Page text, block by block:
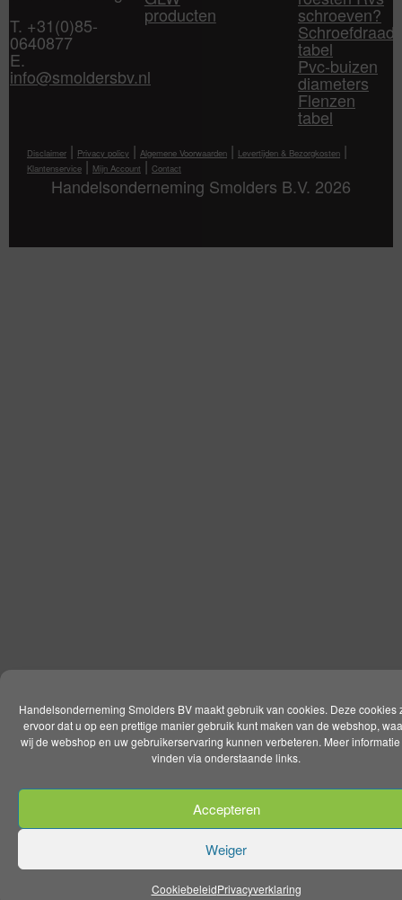
Handelsonderneming Smolders BV maakt gebruik van cookies. Deze cookies
ervoor dat u op een prettige manier gebruik kunt maken van de webshop,
wij de webshop en uw gebruikerservaring kunnen verbeteren. Meer
vinden via onderstaande links.
Accepteren
Weiger
CookiebeleidPrivacyverklaring
T. +31(0)85-
0640877
E.
info@smoldersbv.nl
producten schroeven?
Schroefdraad
tabel
Pvc-buizen
diameters
Flenzen
tabel
Disclaimer | Privacy policy | Algemene Voorwaarden | Levertijden & Bezorgkosten |
Klantenservice | Mijn Account | Contact
Handelsonderneming Smolders B.V. 2026